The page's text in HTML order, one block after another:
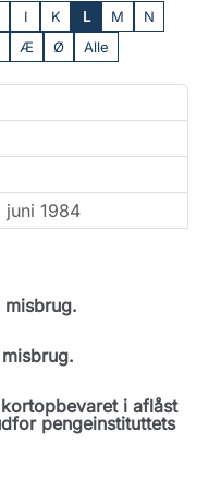
I K L M
N
Æ Ø Alle
1984
i aflåst
pengeinstituttets